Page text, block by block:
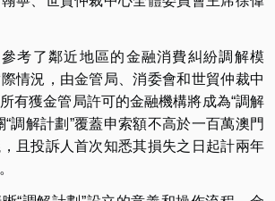
參考了鄰近地區的金融消費糾紛調解模
情況，由金管局、消委會和世貿仲裁中
有獲金管局許可的金融機構將成為“調解
“調解計劃”覆蓋申索額不高於一百萬澳門
且投訴人首次知悉其損失之日起計兩年